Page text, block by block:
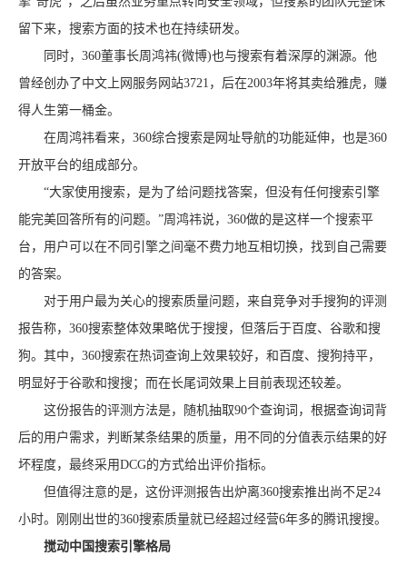
留下来，搜索方面的技术也在持续研发。
同时，360董事长周鸿祎(微博)也与搜索有着深厚的渊源。他
曾经创办了中文上网服务网站3721，后在2003年将其卖给雅虎，赚
得人生第一桶金。
在周鸿祎看来，360综合搜索是网址导航的功能延伸，也是360
开放平台的组成部分。
“大家使用搜索，是为了给问题找答案，但没有任何搜索引擎
能完美回答所有的问题。”周鸿祎说，360做的是这样一个搜索平
台，用户可以在不同引擎之间毫不费力地互相切换，找到自己需要
的答案。
对于用户最为关心的搜索质量问题，来自竞争对手搜狗的评测
报告称，360搜索整体效果略优于搜搜，但落后于百度、谷歌和搜
狗。其中，360搜索在热词查询上效果较好，和百度、搜狗持平，
明显好于谷歌和搜搜；而在长尾词效果上目前表现还较差。
这份报告的评测方法是，随机抽取90个查询词，根据查询词背
后的用户需求，判断某条结果的质量，用不同的分值表示结果的好
坏程度，最终采用DCG的方式给出评价指标。
但值得注意的是，这份评测报告出炉离360搜索推出尚不足24
小时。刚刚出世的360搜索质量就已经超过经营6年多的腾讯搜搜。
搅动中国搜索引擎格局